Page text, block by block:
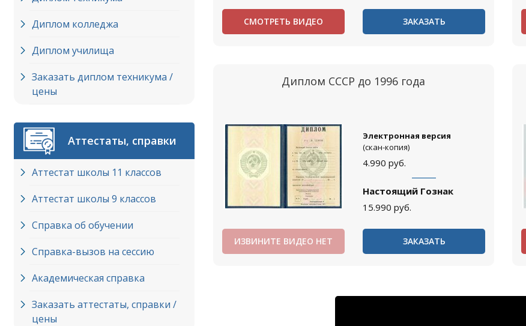
Диплом колледжа
Диплом училища
Заказать диплом техникума /
цены
Аттестаты, справки
Аттестат школы 11 классов
Аттестат школы 9 классов
Справка об обучении
Справка-вызов на сессию
Академическая справка
Заказать аттестаты, справки /
цены
СМОТРЕТЬ ВИДЕО ЗАКАЗАТЬ
Диплом СССР до 1996 года
Электронная версия
(скан-копия)
4.990 руб.
Настоящий Гознак
15.990 руб.
ИЗВИНИТЕ ВИДЕО НЕТ ЗАКАЗАТЬ